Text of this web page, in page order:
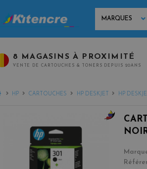
8 MAGASINS À PROXIMITÉ
VENTE DE CARTOUCHES & TONERS DEPUIS 20ANS
HOME
HP CARTOUCHES HP DESKJET HP
color